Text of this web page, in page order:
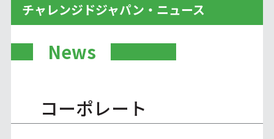
チャレンジドジャパン・ニュース
News
コーポレート